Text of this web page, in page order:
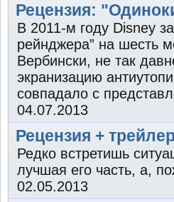
Рецензия:
В 2011-м году Disney
рейнджера” на шесть
Вербински, не так
экранизацию
совпадало с
04.07.2013
Рецензия +
Редко встретишь
лучшая его часть, а,
02.05.2013